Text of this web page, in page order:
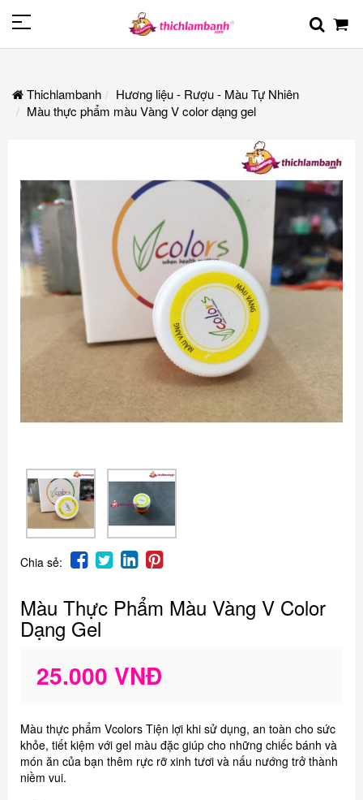
Thichlambanh
Hương liệu - Rượu - Màu Tự Nhiên
Màu thực phẩm màu Vàng V color dạng gel
Chia sẻ:
Màu Thực Phẩm Màu Vàng V Color
Dạng Gel
25.000 VNĐ
Màu thực phẩm Vcolors Tiện lợi khi sử dụng, an toàn cho sức
khỏe, tiết kiệm với gel màu đặc giúp cho những chiếc bánh và
món ăn của bạn thêm rực rỡ xinh tươi và nấu nướng trở thành
niềm vui.